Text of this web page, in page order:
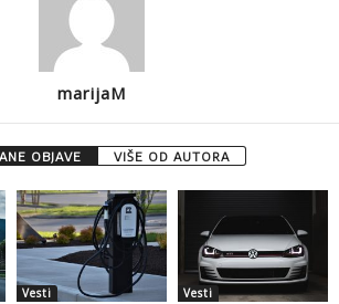
marijaM
OBJAVE VIŠE OD AUTORA
Vesti Vesti